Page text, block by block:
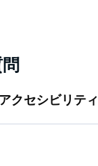
アクセシビリティ